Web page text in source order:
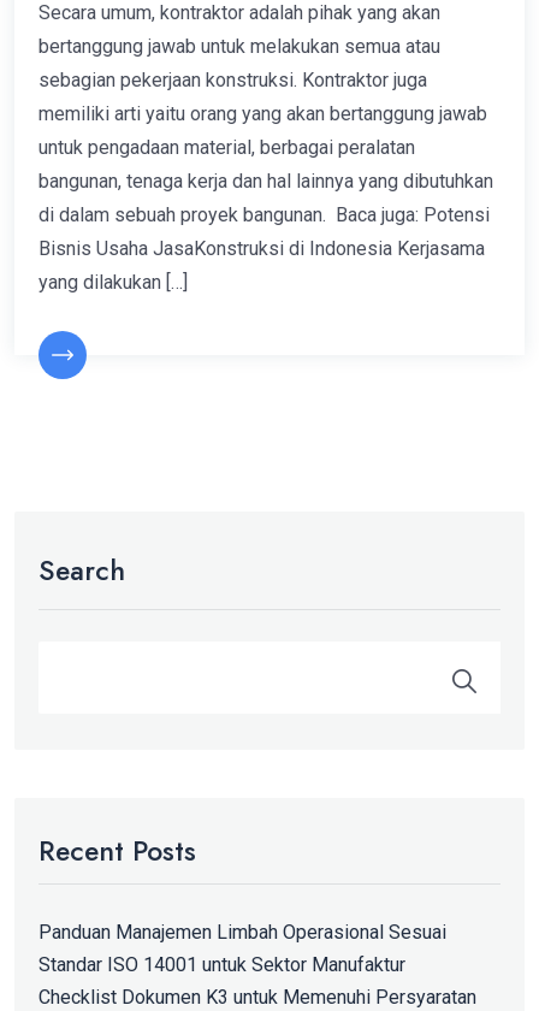
Secara umum, kontraktor adalah pihak yang akan
bertanggung jawab untuk melakukan semua atau
sebagian pekerjaan konstruksi. Kontraktor juga
memiliki arti yaitu orang yang akan bertanggung jawab
untuk pengadaan material, berbagai peralatan
bangunan, tenaga kerja dan hal lainnya yang dibutuhkan
di dalam sebuah proyek bangunan. Baca juga: Potensi
Bisnis Usaha JasaKonstruksi di Indonesia Kerjasama
yang dilakukan […]
Search
Recent Posts
Panduan Manajemen Limbah Operasional Sesuai
Standar ISO 14001 untuk Sektor Manufaktur
Checklist Dokumen K3 untuk Memenuhi Persyaratan